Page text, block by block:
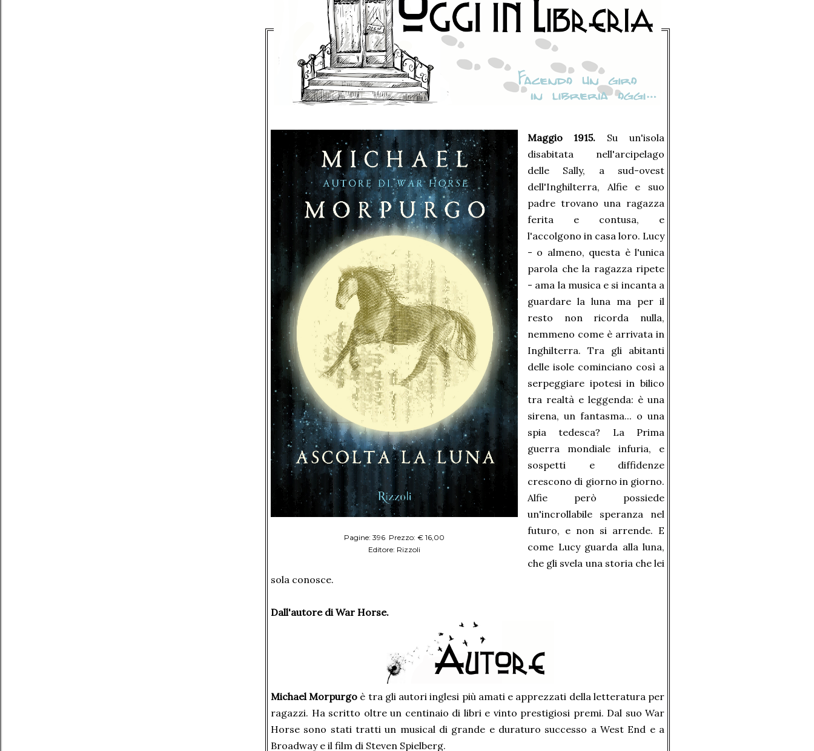
Pagine: 396 Prezzo: € 16,00
Editore: Rizzoli
Maggio 1915. Su un'isola
disabitata nell'arcipelago
delle Sally, a sud-ovest
dell'Inghilterra, Alfie e suo
padre trovano una ragazza
ferita e contusa, e
l'accolgono in casa loro. Lucy
- o almeno, questa è l'unica
parola che la ragazza ripete
- ama la musica e si incanta a
guardare la luna ma per il
resto non ricorda nulla,
nemmeno come è arrivata in
Inghilterra. Tra gli abitanti
delle isole cominciano così a
serpeggiare ipotesi in bilico
tra realtà e leggenda: è una
sirena, un fantasma... o una
spia tedesca? La Prima
guerra mondiale infuria, e
sospetti e diffidenze
crescono di giorno in giorno.
Alfie però possiede
un'incrollabile speranza nel
futuro, e non si arrende. E
come Lucy guarda alla luna,
che gli svela una storia che lei
sola conosce.
Dall'autore di War Horse.
Michael Morpurgo è tra gli autori inglesi più amati e apprezzati della letteratura per
ragazzi. Ha scritto oltre un centinaio di libri e vinto prestigiosi premi. Dal suo War
Horse sono stati tratti un musical di grande e duraturo successo a West End e a
Broadway e il film di Steven Spielberg.